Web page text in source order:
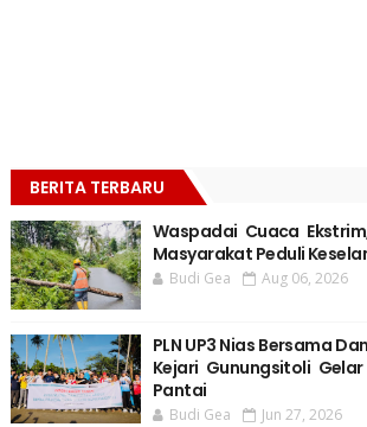
BERITA TERBARU
Waspadai Cuaca
Masyarakat Peduli
Budi Gea Aug 06, 2026
PLN UP3 Nias Bersama
Kejari Gunungsitoli
Pantai
Budi Gea Jun 27, 2026